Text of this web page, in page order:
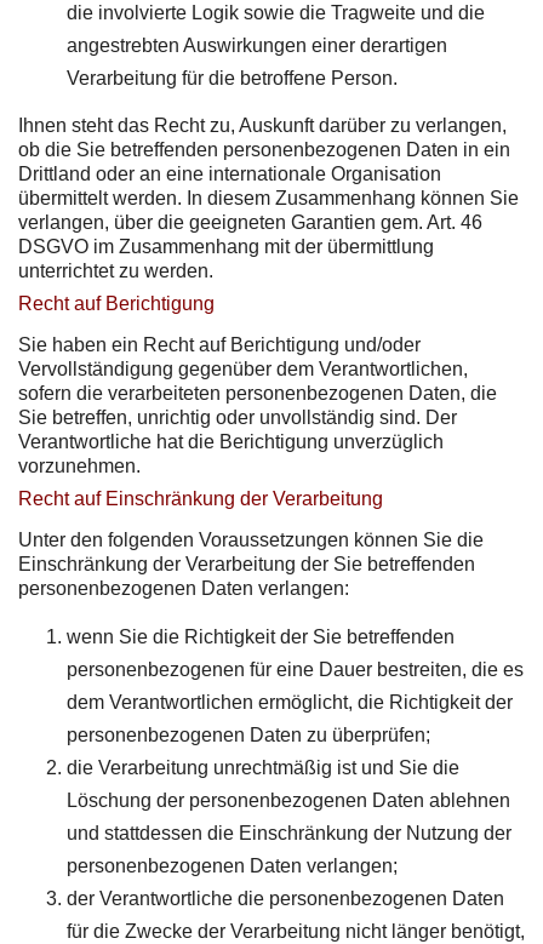
die involvierte Logik sowie die Tragweite und die
angestrebten Auswirkungen einer derartigen
Verarbeitung für die betroffene Person.
Ihnen steht das Recht zu, Auskunft darüber zu verlangen,
ob die Sie betreffenden personenbezogenen Daten in ein
Drittland oder an eine internationale Organisation
übermittelt werden. In diesem Zusammenhang können Sie
verlangen, über die geeigneten Garantien gem. Art. 46
DSGVO im Zusammenhang mit der übermittlung
unterrichtet zu werden.
Recht auf Berichtigung
Sie haben ein Recht auf Berichtigung und/oder
Vervollständigung gegenüber dem Verantwortlichen,
sofern die verarbeiteten personenbezogenen Daten, die
Sie betreffen, unrichtig oder unvollständig sind. Der
Verantwortliche hat die Berichtigung unverzüglich
vorzunehmen.
Recht auf Einschränkung der Verarbeitung
Unter den folgenden Voraussetzungen können Sie die
Einschränkung der Verarbeitung der Sie betreffenden
personenbezogenen Daten verlangen:
wenn Sie die Richtigkeit der Sie betreffenden
personenbezogenen für eine Dauer bestreiten, die es
dem Verantwortlichen ermöglicht, die Richtigkeit der
personenbezogenen Daten zu überprüfen;
die Verarbeitung unrechtmäßig ist und Sie die
Löschung der personenbezogenen Daten ablehnen
und stattdessen die Einschränkung der Nutzung der
personenbezogenen Daten verlangen;
der Verantwortliche die personenbezogenen Daten
für die Zwecke der Verarbeitung nicht länger benötigt,